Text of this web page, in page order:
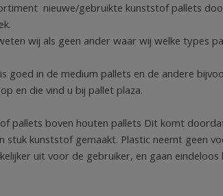
nieuwe/gebruikte kunststof pallets
wij als geen ander waar wij welke types
goed in de medium pallets en de andere
en die vind u bij pallet plaza.
pallets boven houten pallets Dit komt
kunststof gemaakt. Plastic neemt geen
uit voor de gebruiker, en gaan